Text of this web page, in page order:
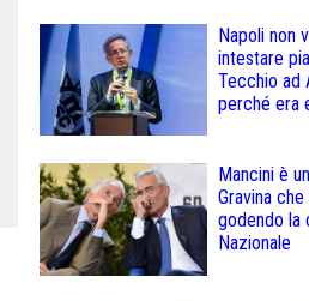
Napoli non
intestare
Tecchio ad
perché era
Mancini è
Gravina
godendo la
Nazionale